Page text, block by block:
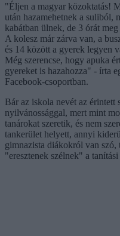
"Éljen a magyar közoktatás!
után hazamehetnek a suliból,
kabátban ülnek, de 3 órát
A kolesz már zárva van, a
és 14 között a gyerek legyen
Még szerencse, hogy apuka
gyereket is hazahozza" - írta
Facebook-csoportban.
Bár az iskola nevét az érintett
nyilvánossággal, mert mint
tanárokat szeretik, és nem
tankerület helyett, annyi
gimnazista diákokról van szó,
"eresztenek szélnek" a